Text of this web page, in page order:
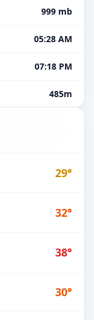
999 mb
05:28 AM
07:18 PM
485m
29°
32°
38°
30°